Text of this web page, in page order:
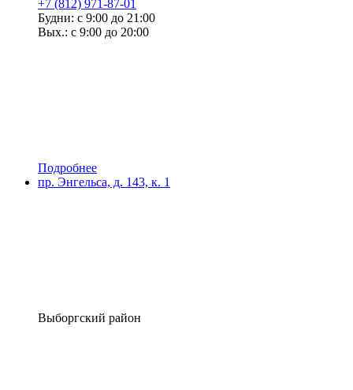
+7 (812) 971-87-01
Будни: с 9:00 до 21:00
Вых.: с 9:00 до 20:00
Подробнее
пр. Энгельса, д. 143, к. 1
Выборгский район